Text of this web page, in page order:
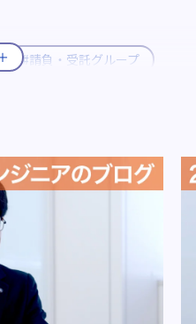
#請負・受託グループ
#半導体製造装置